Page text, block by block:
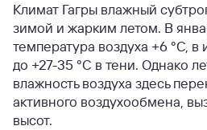
Климат Гагры влажный
зимой и жарким летом. В
температура воздуха +6 °С, в
до +27-35 °С в тени. Однако
влажность воздуха здесь
активного воздухообмена,
высот.